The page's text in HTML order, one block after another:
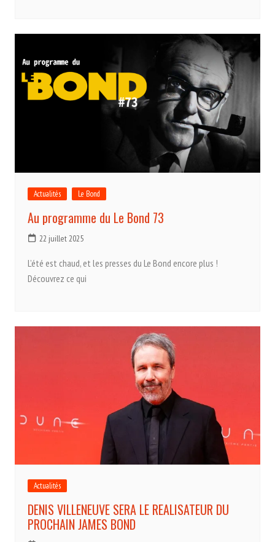
Actualités Le Bond
Au programme du Le Bond 73
22 juillet 2025
L’été est chaud, et les presses du Le Bond encore plus !
Découvrez ce qui
Actualités
DENIS VILLENEUVE SERA LE REALISATEUR DU
PROCHAIN JAMES BOND